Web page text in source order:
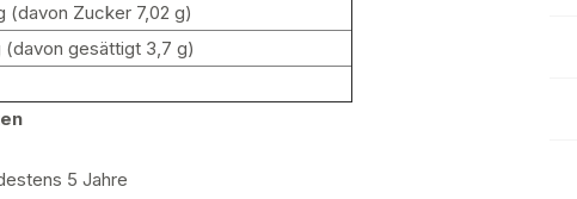
(davon Zucker 7,02 g)
(davon gesättigt 3,7 g)
5 Jahre